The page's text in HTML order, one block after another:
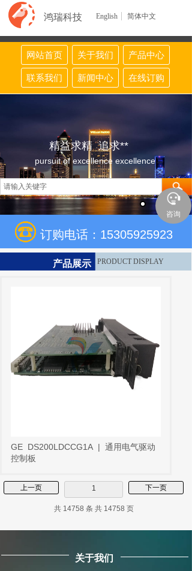
鸿瑞科技 English 简体中文
网站首页 关于我们 产品中心
联系我们 新闻中心 在线订购
精益求精 追求**
pursuit of excellence excellence
订购电话：15305925923
PRODUCT DISPLAY
产品展示
GE DS200LDCCG1A | 通用电气驱动
控制板
上一页 1 下一页
共 14758 条 共 14758 页
关于我们
咨询